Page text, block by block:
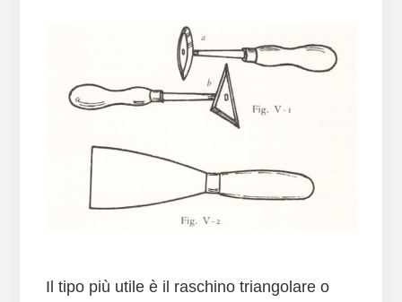
Il tipo più utile è il raschino triangolare o